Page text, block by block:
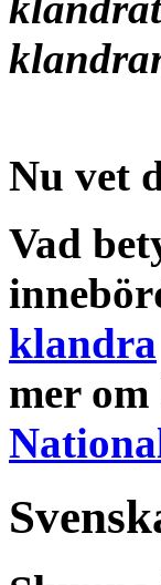
Nu vet
Vad
klandra
mer om